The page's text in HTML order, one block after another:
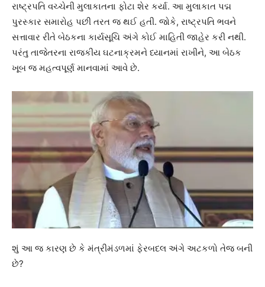
રાષ્ટ્રપતિ વચ્ચેની મુલાકાતના ફોટા શેર કર્યા. આ મુલાકાત પદ્મ
પુરસ્કાર સમારોહ પછી તરત જ થઈ હતી. જોકે, રાષ્ટ્રપતિ ભવને
સત્તાવાર રીતે બેઠકના કાર્યસૂચિ અંગે કોઈ માહિતી જાહેર કરી નથી.
પરંતુ તાજેતરના રાજકીય ઘટનાક્રમને ધ્યાનમાં રાખીને, આ બેઠક
ખૂબ જ મહત્વપૂર્ણ માનવામાં આવે છે.
શું આ જ કારણ છે કે મંત્રીમંડળમાં ફેરબદલ અંગે અટકળો તેજ બની
છે?